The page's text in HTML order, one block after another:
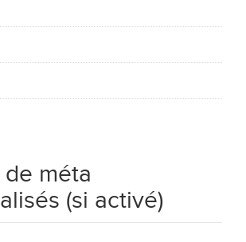
méta
(si activé)